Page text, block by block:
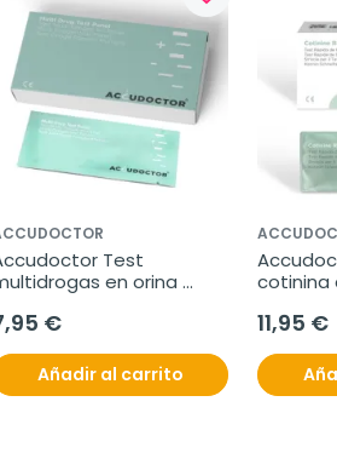
Test
en orina
2 pruebas
€
Añadir al carrito
cotinina
11,95 €